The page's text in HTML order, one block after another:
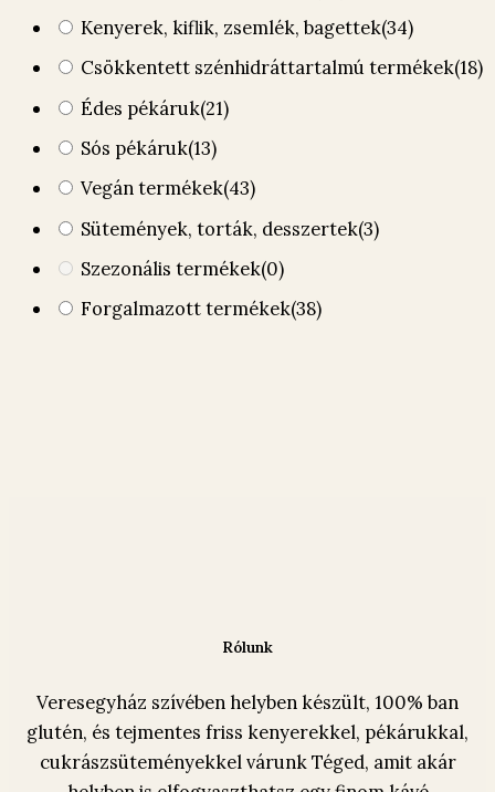
Kenyerek, kiflik, zsemlék, bagettek(34)
Csökkentett szénhidráttartalmú termékek(18)
Édes pékáruk(21)
Sós pékáruk(13)
Vegán termékek(43)
Sütemények, torták, desszertek(3)
Szezonális termékek(0)
Forgalmazott termékek(38)
Rólunk
Veresegyház szívében helyben készült, 100% ban
glutén, és tejmentes friss kenyerekkel, pékárukkal,
cukrászsüteményekkel várunk Téged, amit akár